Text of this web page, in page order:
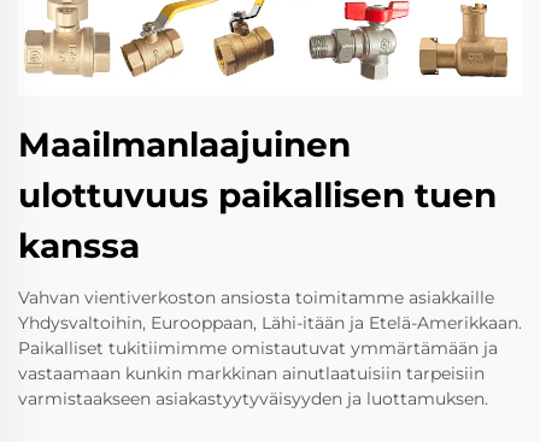
Maailmanlaajuinen
ulottuvuus paikallisen tuen
kanssa
Vahvan vientiverkoston ansiosta toimitamme asiakkaille
Yhdysvaltoihin, Eurooppaan, Lähi-itään ja Etelä-Amerikkaan.
Paikalliset tukitiimimme omistautuvat ymmärtämään ja
vastaamaan kunkin markkinan ainutlaatuisiin tarpeisiin
varmistaakseen asiakastyytyväisyyden ja luottamuksen.